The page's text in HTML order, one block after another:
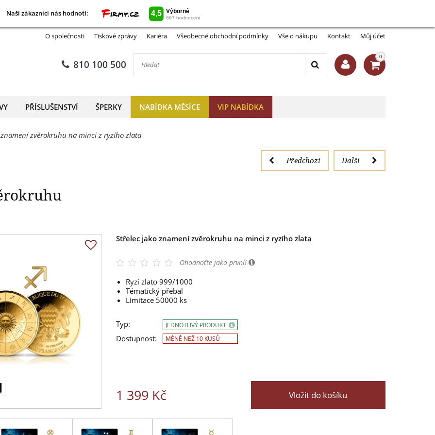
Naši zákazníci nás hodnotí:
O společnosti Tiskové zprávy Kariéra Všeobecné obchodní podmínky Vše o nákupu Kontakt Můj účet
810 100 500
0
PŘÍSLUŠENSTVÍ ŠPERKY NABÍDKA MĚSÍCE VIP NABÍDKA
zvěrokruhu na minci z ryzího zlata
Další
Předchozí
Střelec jako znamení zvěrokruhu na minci z ryzího zlata
Ohodnoťte jako první!
Ryzí zlato 999/1000
Tématický přebal
Limitace 50000 ks
Typ:
Dostupnost:
JEDNOTLIVÝ PRODUKT
MÉNĚ NEŽ 10 KUSŮ
1 399 Kč Vložit do košíku
jako znamení zvěrokruhu
Naši zákazníci nás hodnotí: